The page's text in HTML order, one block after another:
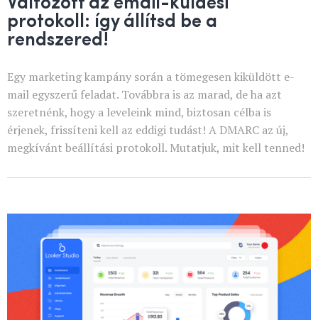
protokoll: így állítsd be a
rendszered!
Egy marketing kampány során a tömegesen kiküldött e-
mail egyszerű feladat. Továbbra is az marad, de ha azt
szeretnénk, hogy a leveleink mind, biztosan célba is
érjenek, frissíteni kell az eddigi tudást! A DMARC az új,
megkívánt beállítási protokoll. Mutatjuk, mit kell tenned!